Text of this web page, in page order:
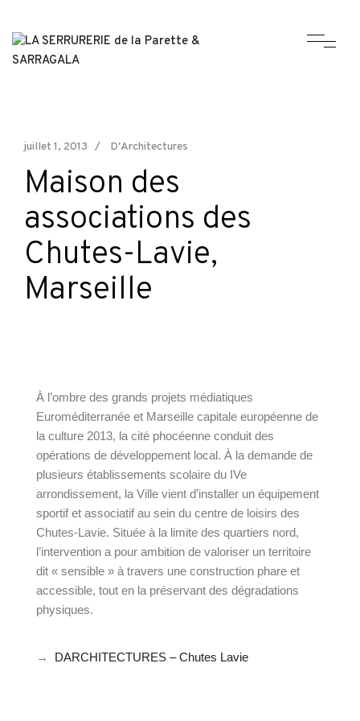
juillet 1, 2013 D'Architectures
Maison des
associations des
Chutes-Lavie,
Marseille
À l’ombre des grands projets médiatiques
Euroméditerranée et Marseille capitale européenne de
la culture 2013, la cité phocéenne conduit des
opérations de développement local. À la demande de
plusieurs établissements scolaire du IVe
arrondissement, la Ville vient d’installer un équipement
sportif et associatif au sein du centre de loisirs des
Chutes-Lavie. Située à la limite des quartiers nord,
l’intervention a pour ambition de valoriser un territoire
dit « sensible » à travers une construction phare et
accessible, tout en la préservant des dégradations
physiques.
→ DARCHITECTURES – Chutes Lavie